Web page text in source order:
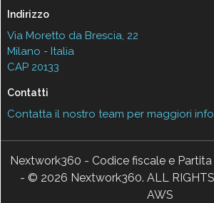
Indirizzo
Via Moretto da Brescia, 22
Milano - Italia
CAP 20133
Contatti
Contatta il nostro team per maggiori
Nextwork360 - Codice fiscale e
- © 2026 Nextwork360. ALL RIGHTS
AWS